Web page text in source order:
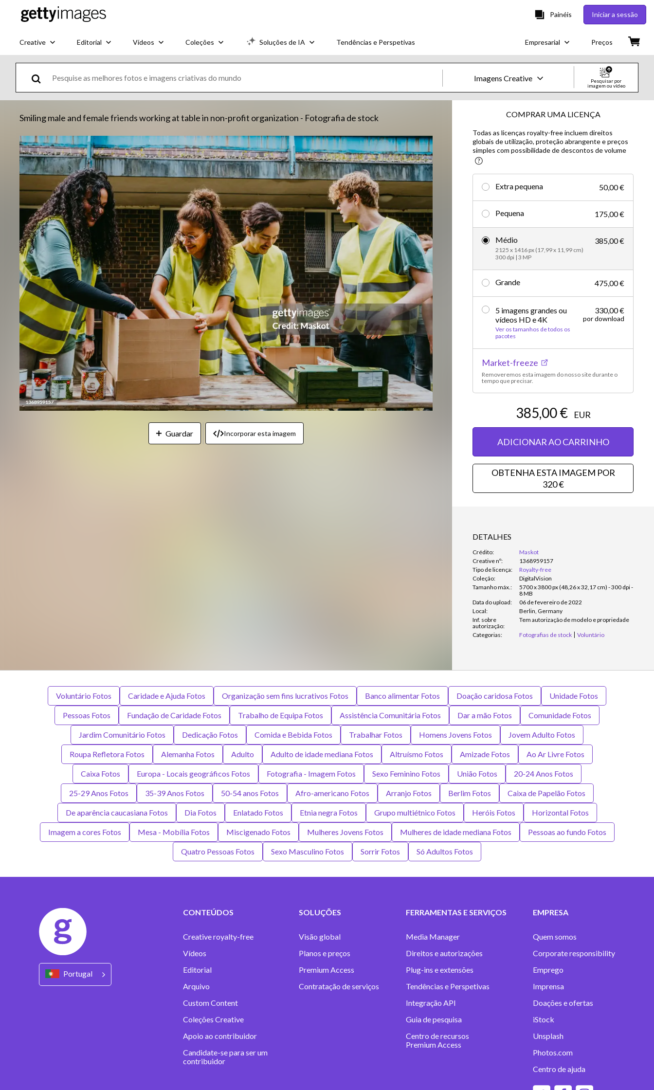
Painéis Iniciar a sessão
Creative Editorial Vídeos Coleções Soluções de IA Tendências e Perspetivas Empresarial Preços
Imagens Creative
Imagens
Creative
Creative
Editorial
Pesquisar por
imagem ou vídeo
Smiling male and female friends working at table in non-profit organization - Fotografia de stock
Guardar Incorporar esta imagem
COMPRAR UMA LICENÇA
Todas as licenças royalty-free incluem direitos
globais de utilização, proteção abrangente e preços
simples com possibilidade de descontos de volume
Extra pequena 50,00 €
Pequena 175,00 €
Médio
2125 x 1416 px (17,99 x 11,99 cm)
300 dpi | 3 MP
385,00 €
Grande 475,00 €
5 imagens grandes ou
vídeos HD e 4K
Ver os tamanhos de todos os
pacotes
330,00 €
por download
Market-freeze
Removeremos esta imagem do nosso site durante o
tempo que precisar.
385,00 € EUR
ADICIONAR AO CARRINHO
OBTENHA ESTA IMAGEM POR
320 €
DETALHES
Crédito:
Maskot
Creative nº:
1368959157
Tipo de licença:
Royalty-free
Coleção:
DigitalVision
Tamanho máx.:
5700 x 3800 px (48,26 x 32,17 cm) - 300 dpi -
8 MB
Data do upload:
06 de fevereiro de 2022
Local:
Berlin, Germany
Inf. sobre
autorização:
Tem autorização de modelo e propriedade
Categorias: Fotografias de stock Voluntário
Voluntário Fotos Caridade e Ajuda Fotos Organização sem fins lucrativos Fotos Banco alimentar Fotos Doação caridosa Fotos Unidade Fotos
Pessoas Fotos Fundação de Caridade Fotos Trabalho de Equipa Fotos Assistência Comunitária Fotos Dar a mão Fotos Comunidade Fotos
Jardim Comunitário Fotos Dedicação Fotos Comida e Bebida Fotos Trabalhar Fotos Homens Jovens Fotos Jovem Adulto Fotos
Roupa Refletora Fotos Alemanha Fotos Adulto Adulto de idade mediana Fotos Altruísmo Fotos Amizade Fotos Ao Ar Livre Fotos
Caixa Fotos Europa - Locais geográficos Fotos Fotografia - Imagem Fotos Sexo Feminino Fotos União Fotos 20-24 Anos Fotos
25-29 Anos Fotos 35-39 Anos Fotos 50-54 anos Fotos Afro-americano Fotos Arranjo Fotos Berlim Fotos Caixa de Papelão Fotos
De aparência caucasiana Fotos Dia Fotos Enlatado Fotos Etnia negra Fotos Grupo multiétnico Fotos Heróis Fotos Horizontal Fotos
Imagem a cores Fotos Mesa - Mobília Fotos Miscigenado Fotos Mulheres Jovens Fotos Mulheres de idade mediana Fotos Pessoas ao fundo Fotos
Quatro Pessoas Fotos Sexo Masculino Fotos Sorrir Fotos Só Adultos Fotos
Portugal
CONTEÚDOS
Creative royalty-free
Vídeos
Editorial
Arquivo
Custom Content
Coleções Creative
Apoio ao contribuidor
Candidate-se para ser um
contribuidor
SOLUÇÕES
Visão global
Planos e preços
Premium Access
Contratação de serviços
FERRAMENTAS E SERVIÇOS
Media Manager
Direitos e autorizações
Plug-ins e extensões
Tendências e Perspetivas
Integração API
Guia de pesquisa
Centro de recursos
Premium Access
EMPRESA
Quem somos
Corporate responsibility
Emprego
Imprensa
Doações e ofertas
iStock
Unsplash
Photos.com
Centro de ajuda